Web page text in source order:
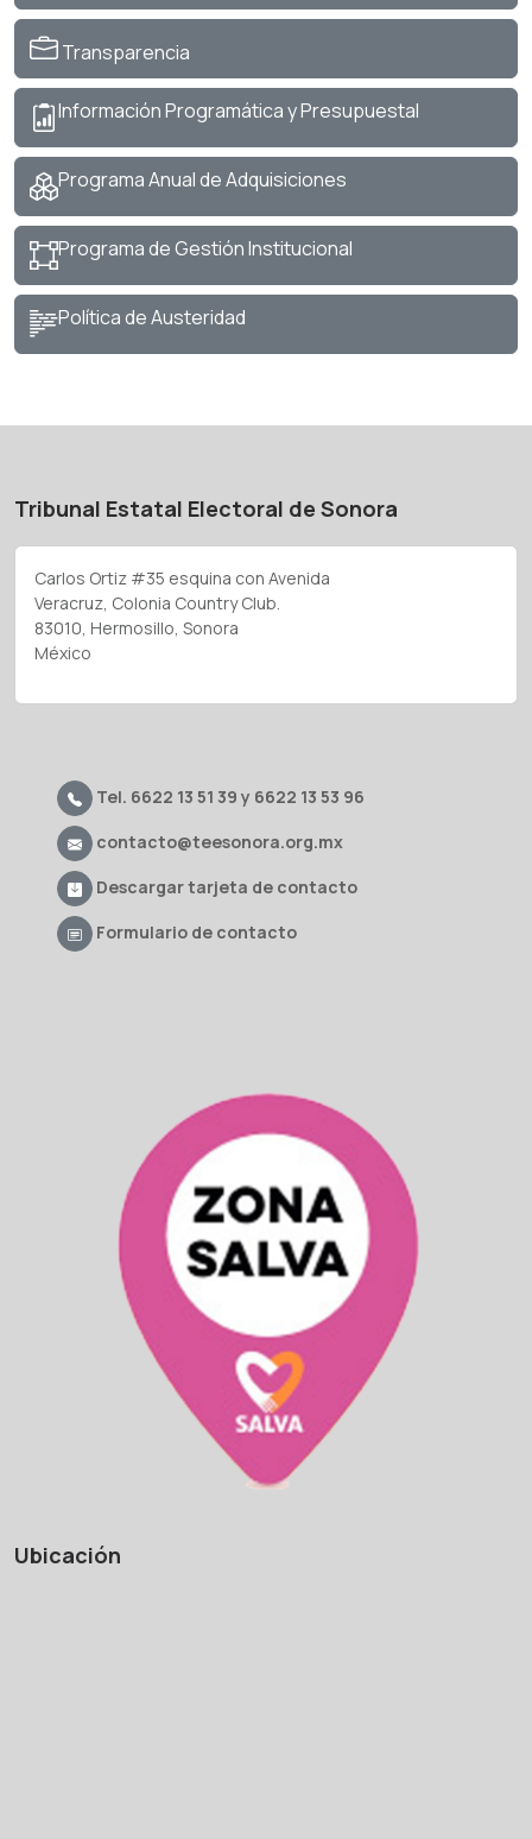
Transparencia
Información Programática y Presupuestal
Programa Anual de Adquisiciones
Programa de Gestión Institucional
Política de Austeridad
Tribunal Estatal Electoral de Sonora
Carlos Ortiz #35 esquina con Avenida
Veracruz, Colonia Country Club.
83010, Hermosillo, Sonora
México
Tel. 6622 13 51 39 y 6622 13 53 96
contacto@teesonora.org.mx
Descargar tarjeta de contacto
Formulario de contacto
Ubicación